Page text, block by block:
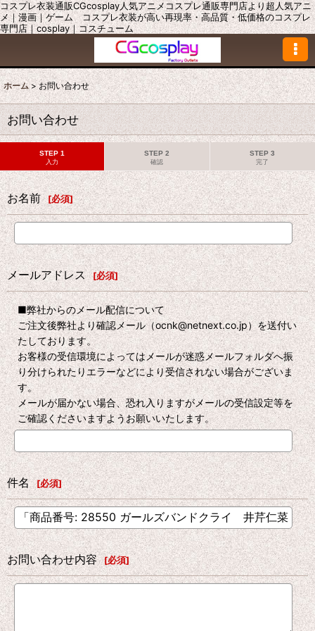
コスプレ衣装通販CGcosplay人気アニメコスプレ通販専門店より超人気アニ
メ｜漫画｜ゲーム コスプレ衣装が高い再現率・高品質・低価格のコスプレ
専門店｜cosplay｜コスチューム
ホーム > お問い合わせ
お問い合わせ
STEP 1
入力
STEP 2
確認
STEP 3
完了
お名前 [必須]
メールアドレス [必須]
■弊社からのメール配信について
ご注文後弊社より確認メール（ocnk@netnext.co.jp）を送付い
たしております。
お客様の受信環境によってはメールが迷惑メールフォルダへ振
り分けられたりエラーなどにより受信されない場合がございま
す。
メールが届かない場合、恐れ入りますがメールの受信設定等を
ご確認くださいますようお願いいたします。
件名 [必須]
お問い合わせ内容 [必須]